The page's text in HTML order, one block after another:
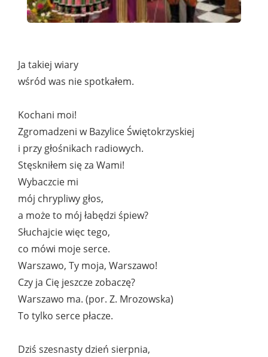
Ja takiej wiary
wśród was nie spotkałem.
Kochani moi!
Zgromadzeni w Bazylice Świętokrzyskiej
i przy głośnikach radiowych.
Stęskniłem się za Wami!
Wybaczcie mi
mój chrypliwy głos,
a może to mój łabędzi śpiew?
Słuchajcie więc tego,
co mówi moje serce.
Warszawo, Ty moja, Warszawo!
Czy ja Cię jeszcze zobaczę?
Warszawo ma. (por. Z. Mrozowska)
To tylko serce płacze.
Dziś szesnasty dzień sierpnia,